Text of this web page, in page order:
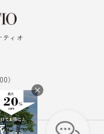
ティオ
）